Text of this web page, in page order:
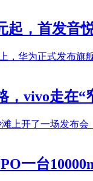
起，首发音
，华为正式发布旗
，vivo走在“
上开了一场发布
一台